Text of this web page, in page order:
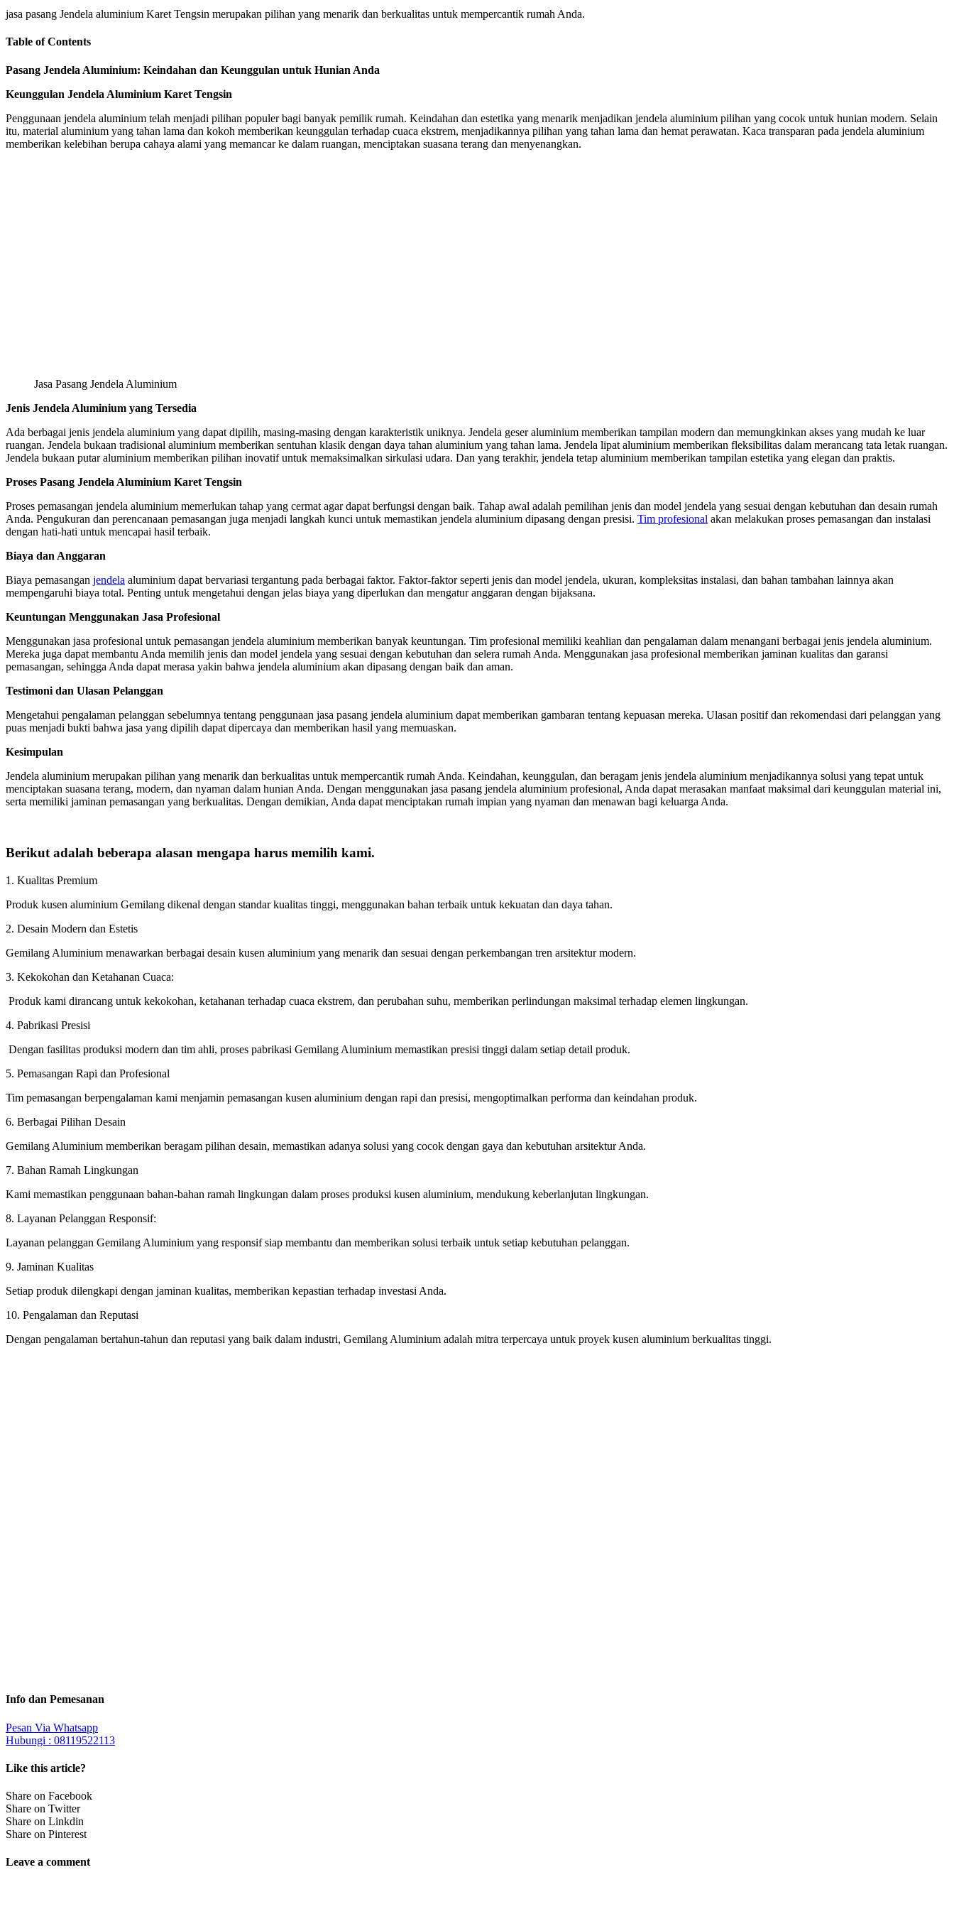
jasa pasang Jendela aluminium Karet Tengsin merupakan pilihan yang menarik dan berkualitas untuk mempercantik rumah Anda.
Table of Contents
Pasang Jendela Aluminium: Keindahan dan Keunggulan untuk Hunian Anda
Keunggulan Jendela Aluminium Karet Tengsin
Penggunaan jendela aluminium telah menjadi pilihan populer bagi banyak pemilik rumah. Keindahan dan estetika yang menarik menjadikan jendela aluminium pilihan yang cocok untuk hunian modern. Selain
itu, material aluminium yang tahan lama dan kokoh memberikan keunggulan terhadap cuaca ekstrem, menjadikannya pilihan yang tahan lama dan hemat perawatan. Kaca transparan pada jendela aluminium
memberikan kelebihan berupa cahaya alami yang memancar ke dalam ruangan, menciptakan suasana terang dan menyenangkan.
Jasa Pasang Jendela Aluminium
Jenis Jendela Aluminium yang Tersedia
Ada berbagai jenis jendela aluminium yang dapat dipilih, masing-masing dengan karakteristik uniknya. Jendela geser aluminium memberikan tampilan modern dan memungkinkan akses yang mudah ke luar
ruangan. Jendela bukaan tradisional aluminium memberikan sentuhan klasik dengan daya tahan aluminium yang tahan lama. Jendela lipat aluminium memberikan fleksibilitas dalam merancang tata letak ruangan.
Jendela bukaan putar aluminium memberikan pilihan inovatif untuk memaksimalkan sirkulasi udara. Dan yang terakhir, jendela tetap aluminium memberikan tampilan estetika yang elegan dan praktis.
Proses Pasang Jendela Aluminium Karet Tengsin
Proses pemasangan jendela aluminium memerlukan tahap yang cermat agar dapat berfungsi dengan baik. Tahap awal adalah pemilihan jenis dan model jendela yang sesuai dengan kebutuhan dan desain rumah
Anda. Pengukuran dan perencanaan pemasangan juga menjadi langkah kunci untuk memastikan jendela aluminium dipasang dengan presisi. Tim profesional akan melakukan proses pemasangan dan instalasi
dengan hati-hati untuk mencapai hasil terbaik.
Biaya dan Anggaran
Biaya pemasangan jendela aluminium dapat bervariasi tergantung pada berbagai faktor. Faktor-faktor seperti jenis dan model jendela, ukuran, kompleksitas instalasi, dan bahan tambahan lainnya akan
mempengaruhi biaya total. Penting untuk mengetahui dengan jelas biaya yang diperlukan dan mengatur anggaran dengan bijaksana.
Keuntungan Menggunakan Jasa Profesional
Menggunakan jasa profesional untuk pemasangan jendela aluminium memberikan banyak keuntungan. Tim profesional memiliki keahlian dan pengalaman dalam menangani berbagai jenis jendela aluminium.
Mereka juga dapat membantu Anda memilih jenis dan model jendela yang sesuai dengan kebutuhan dan selera rumah Anda. Menggunakan jasa profesional memberikan jaminan kualitas dan garansi
pemasangan, sehingga Anda dapat merasa yakin bahwa jendela aluminium akan dipasang dengan baik dan aman.
Testimoni dan Ulasan Pelanggan
Mengetahui pengalaman pelanggan sebelumnya tentang penggunaan jasa pasang jendela aluminium dapat memberikan gambaran tentang kepuasan mereka. Ulasan positif dan rekomendasi dari pelanggan yang
puas menjadi bukti bahwa jasa yang dipilih dapat dipercaya dan memberikan hasil yang memuaskan.
Kesimpulan
Jendela aluminium merupakan pilihan yang menarik dan berkualitas untuk mempercantik rumah Anda. Keindahan, keunggulan, dan beragam jenis jendela aluminium menjadikannya solusi yang tepat untuk
menciptakan suasana terang, modern, dan nyaman dalam hunian Anda. Dengan menggunakan jasa pasang jendela aluminium profesional, Anda dapat merasakan manfaat maksimal dari keunggulan material ini,
serta memiliki jaminan pemasangan yang berkualitas. Dengan demikian, Anda dapat menciptakan rumah impian yang nyaman dan menawan bagi keluarga Anda.
Berikut adalah beberapa alasan mengapa harus memilih kami.
1. Kualitas Premium
Produk kusen aluminium Gemilang dikenal dengan standar kualitas tinggi, menggunakan bahan terbaik untuk kekuatan dan daya tahan.
2. Desain Modern dan Estetis
Gemilang Aluminium menawarkan berbagai desain kusen aluminium yang menarik dan sesuai dengan perkembangan tren arsitektur modern.
3. Kekokohan dan Ketahanan Cuaca:
Produk kami dirancang untuk kekokohan, ketahanan terhadap cuaca ekstrem, dan perubahan suhu, memberikan perlindungan maksimal terhadap elemen lingkungan.
4. Pabrikasi Presisi
Dengan fasilitas produksi modern dan tim ahli, proses pabrikasi Gemilang Aluminium memastikan presisi tinggi dalam setiap detail produk.
5. Pemasangan Rapi dan Profesional
Tim pemasangan berpengalaman kami menjamin pemasangan kusen aluminium dengan rapi dan presisi, mengoptimalkan performa dan keindahan produk.
6. Berbagai Pilihan Desain
Gemilang Aluminium memberikan beragam pilihan desain, memastikan adanya solusi yang cocok dengan gaya dan kebutuhan arsitektur Anda.
7. Bahan Ramah Lingkungan
Kami memastikan penggunaan bahan-bahan ramah lingkungan dalam proses produksi kusen aluminium, mendukung keberlanjutan lingkungan.
8. Layanan Pelanggan Responsif:
Layanan pelanggan Gemilang Aluminium yang responsif siap membantu dan memberikan solusi terbaik untuk setiap kebutuhan pelanggan.
9. Jaminan Kualitas
Setiap produk dilengkapi dengan jaminan kualitas, memberikan kepastian terhadap investasi Anda.
10. Pengalaman dan Reputasi
Dengan pengalaman bertahun-tahun dan reputasi yang baik dalam industri, Gemilang Aluminium adalah mitra terpercaya untuk proyek kusen aluminium berkualitas tinggi.
Info dan Pemesanan
Pesan Via Whatsapp
Hubungi : 08119522113
Like this article?
Share on Facebook
Share on Twitter
Share on Linkdin
Share on Pinterest
Leave a comment